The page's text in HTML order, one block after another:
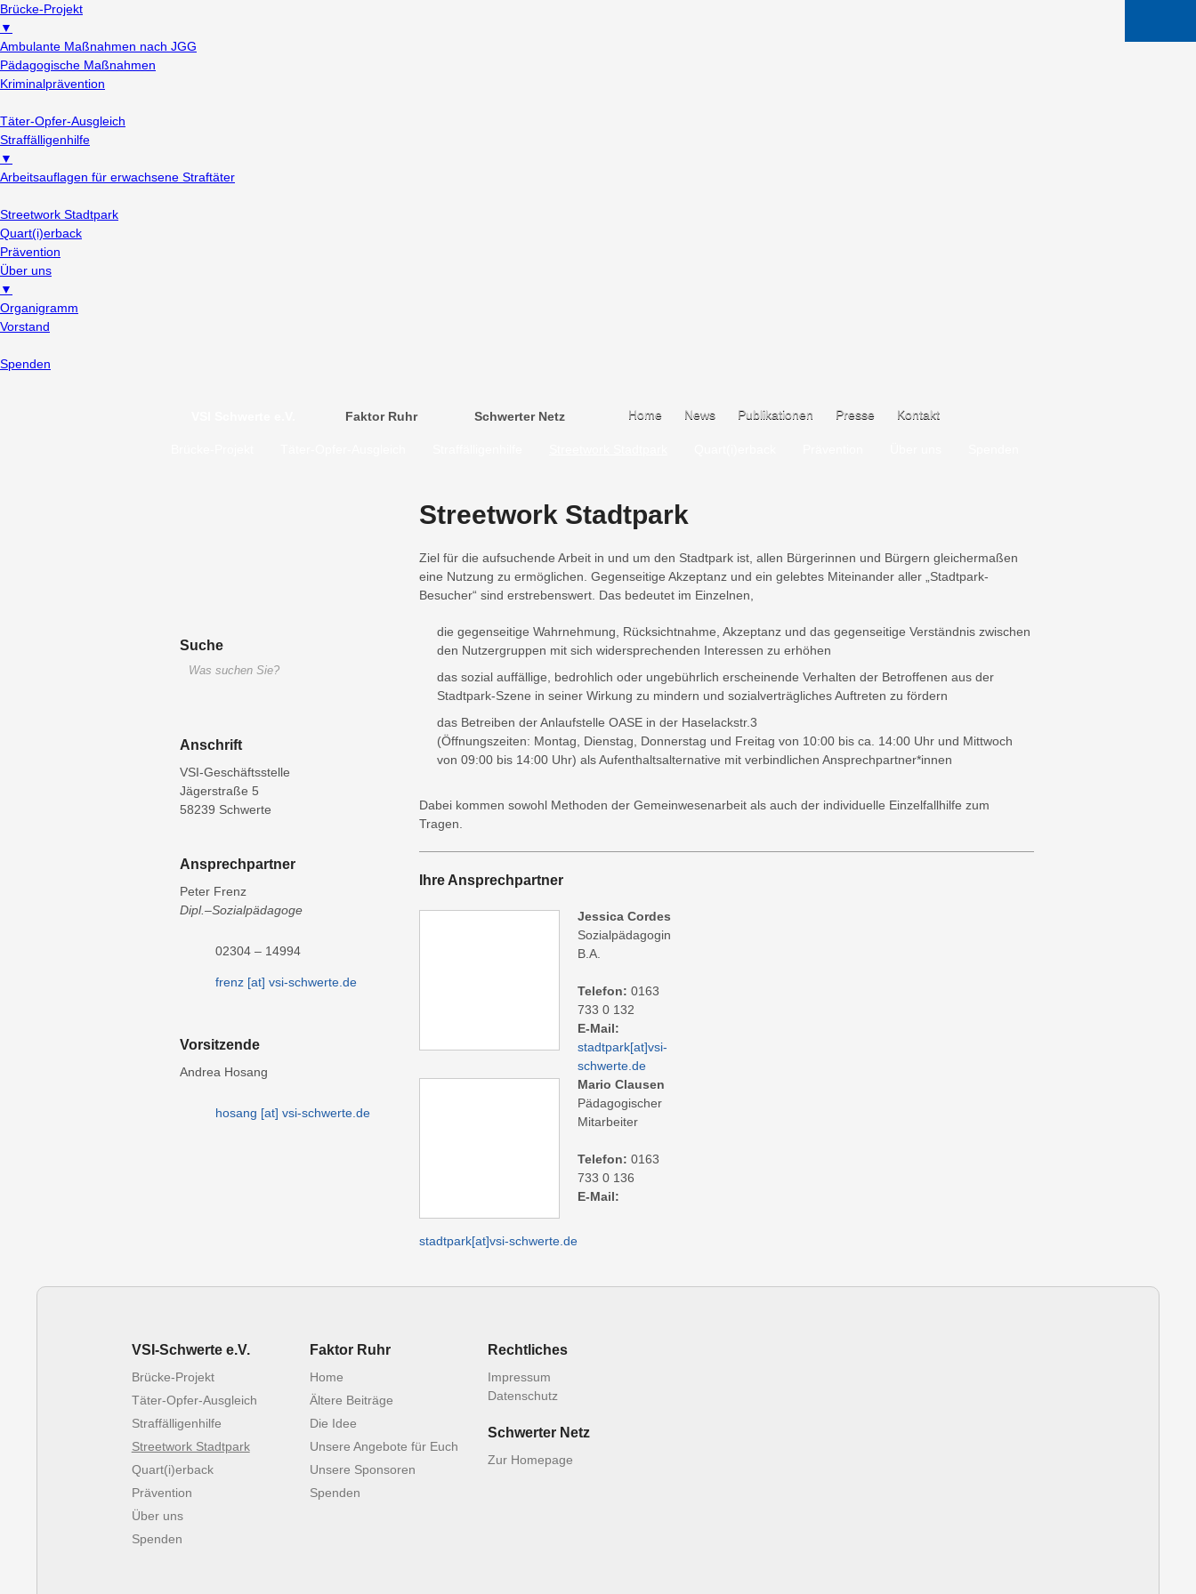
Brücke-Projekt
▼
Ambulante Maßnahmen nach JGG
Pädagogische Maßnahmen
Kriminalprävention
Täter-Opfer-Ausgleich
Straffälligenhilfe
▼
Arbeitsauflagen für erwachsene Straftäter
Streetwork Stadtpark
Quart(i)erback
Prävention
Über uns
▼
Organigramm
Vorstand
Spenden
Faktor Ruhr Schwerter Netz Home News Publikationen Presse Kontakt
Streetwork Stadtpark
Ziel für die aufsuchende Arbeit in und um den Stadtpark ist, allen Bürgerinnen und Bürgern gleichermaßen
eine Nutzung zu ermöglichen. Gegenseitige Akzeptanz und ein gelebtes Miteinander aller „Stadtpark-
Besucher“ sind erstrebenswert. Das bedeutet im Einzelnen,
die gegenseitige Wahrnehmung, Rücksichtnahme, Akzeptanz und das gegenseitige Verständnis zwischen
den Nutzergruppen mit sich widersprechenden Interessen zu erhöhen
das sozial auffällige, bedrohlich oder ungebührlich erscheinende Verhalten der Betroffenen aus der
Stadtpark-Szene in seiner Wirkung zu mindern und sozialverträgliches Auftreten zu fördern
das Betreiben der Anlaufstelle OASE in der Haselackstr.3
(Öffnungszeiten: Montag, Dienstag, Donnerstag und Freitag von 10:00 bis ca. 14:00 Uhr und Mittwoch
von 09:00 bis 14:00 Uhr) als Aufenthaltsalternative mit verbindlichen Ansprechpartner*innen
Dabei kommen sowohl Methoden der Gemeinwesenarbeit als auch der individuelle Einzelfallhilfe zum
Tragen.
Ihre Ansprechpartner
Jessica Cordes
Sozialpädagogin
B.A.
Telefon: 0163
733 0 132
E-Mail:
stadtpark[at]vsi-
schwerte.de
Mario Clausen
Pädagogischer
Mitarbeiter
Telefon: 0163
733 0 136
E-Mail:
stadtpark[at]vsi-schwerte.de
Suche
Anschrift
VSI-Geschäftsstelle
Jägerstraße 5
58239 Schwerte
Ansprechpartner
Peter Frenz
Dipl.–Sozialpädagoge
02304 – 14994
frenz [at] vsi-schwerte.de
Vorsitzende
Andrea Hosang
hosang [at] vsi-schwerte.de
VSI-Schwerte e.V.
Brücke-Projekt
Täter-Opfer-Ausgleich
Straffälligenhilfe
Streetwork Stadtpark
Quart(i)erback
Prävention
Über uns
Spenden
Faktor Ruhr
Home
Ältere Beiträge
Die Idee
Unsere Angebote für Euch
Unsere Sponsoren
Spenden
Rechtliches
Impressum
Datenschutz
Schwerter Netz
Zur Homepage